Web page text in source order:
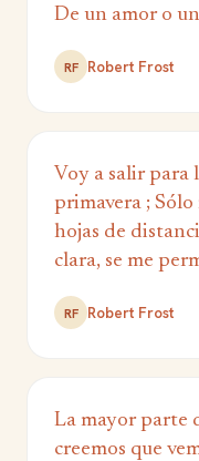
De un amor o
RF Robert Frost
Voy a salir para
primavera ; Sólo
hojas de
clara, se me
RF Robert Frost
La mayor parte
creemos que